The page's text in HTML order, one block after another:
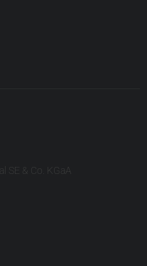
SE & Co. KGaA